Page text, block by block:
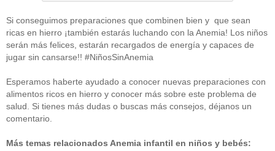
Si conseguimos preparaciones que combinen bien y que sean
ricas en hierro ¡también estarás luchando con la Anemia! Los niños
serán más felices, estarán recargados de energía y capaces de
jugar sin cansarse!! #NiñosSinAnemia
Esperamos haberte ayudado a conocer nuevas preparaciones con
alimentos ricos en hierro y conocer más sobre este problema de
salud. Si tienes más dudas o buscas más consejos, déjanos un
comentario.
Más temas relacionados Anemia infantil en niños y bebés: